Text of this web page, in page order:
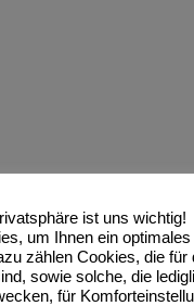
ist uns wichtig!
um Ihnen ein
zählen Cookies, die für
sowie solche, die
für